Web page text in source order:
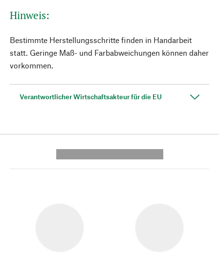
Hinweis:
Bestimmte Herstellungsschritte finden in Handarbeit
statt. Geringe Maß- und Farbabweichungen können daher
vorkommen.
Verantwortlicher Wirtschaftsakteur für die EU